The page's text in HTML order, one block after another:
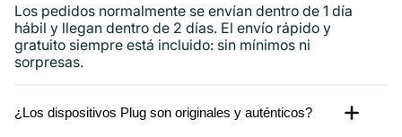
Los pedidos normalmente se envían dentro de 1 día
hábil y llegan dentro de 2 días. El envío rápido y
gratuito siempre está incluido: sin mínimos ni
sorpresas.
¿Los dispositivos Plug son originales y auténticos?